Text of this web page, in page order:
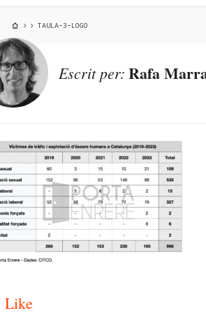
TAULA-3-LOGO
Escrit per: Rafa
Like